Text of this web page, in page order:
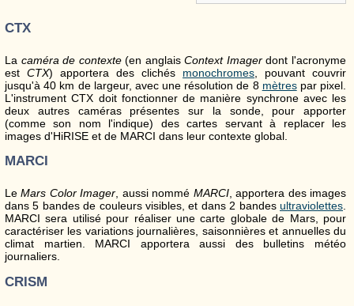
CTX
La caméra de contexte(en anglaisContext Imagerdont l'acronyme
est CTX) apportera des clichés monochromes , pouvant couvrir
jusqu'à 40 km de largeur, avec une résolution de 8 mètrespar pixel.
L'instrument CTX doit fonctionner de manière synchrone avec les
deux autres caméras présentes sur la sonde, pour apporter
(comme son nom l'indique) des cartes servant à replacer les
images d'HiRISE et de MARCI dans leur contexte global.
MARCI
LeMars Color Imager, aussi nommé MARCI, apportera des images
dans 5 bandes de couleurs visibles, et dans 2 bandes ultraviolettes.
MARCI sera utilisé pour réaliser une carte globale de Mars, pour
caractériser les variations journalières, saisonnières et annuelles du
climat martien. MARCI apportera aussi des bulletins météo
journaliers.
CRISM